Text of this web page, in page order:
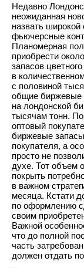
Недавно
неожиданная
назвать
фьючерсные
Планомерная
приобрести
запасов
в
с половиной
общие биржевые
на лондонской
тысячам тонн.
оптовый
биржевые
покупателя, а
просто не
духе. Тот объем
покрыть
в важном
месяца. Кстати
по оформлению
своим
Важной
что до полной
часть
должен отдать